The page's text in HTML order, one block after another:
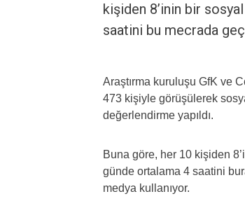
kişiden 8’inin bir
saatini bu mecrada
Araştırma kuruluşu GfK ve
473 kişiyle görüşülerek
değerlendirme yapıldı.
Buna göre, her 10 kişiden
günde ortalama 4 saatini
medya kullanıyor.